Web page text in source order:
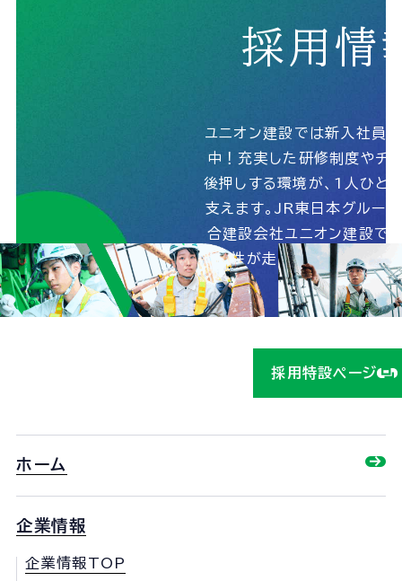
採用情
ユニオン建設では新入社員
中！充実した研修制度やチ
後押しする環境が、1人ひと
支えます。JR東日本グルー
合建設会社ユニオン建設で
能性が走りだす！詳しくは
ら！
採用特設ページ
ホーム
企業情報
企業情報TOP